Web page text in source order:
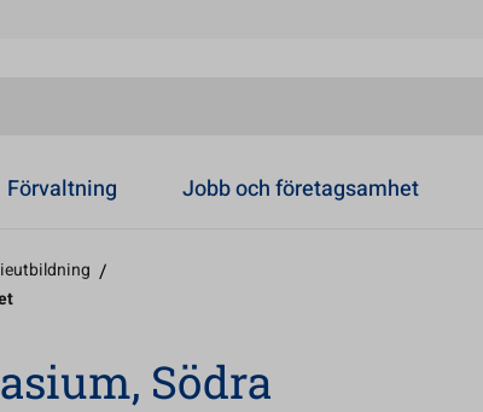
Förvaltning Jobb och företagsamhet
/
Södra